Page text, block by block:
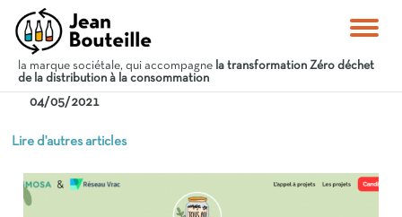
la marque sociétale, qui accompagne la transformation Zéro déchet
de la distribution à la consommation
04/05/2021
Lire d'autres articles